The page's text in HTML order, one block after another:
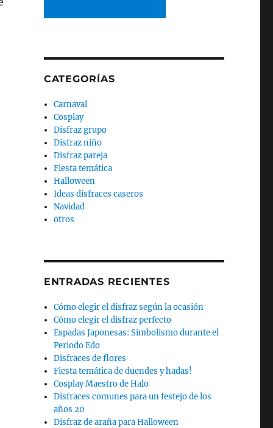
CATEGORÍAS
Carnaval
Cosplay
Disfraz grupo
Disfraz niño
Disfraz pareja
Fiesta temática
Halloween
Ideas disfraces caseros
Navidad
otros
ENTRADAS RECIENTES
Cómo elegir el disfraz según la ocasión
Cómo elegir el disfraz perfecto
Espadas Japonesas: Simbolismo durante el
Periodo Edo
Disfraces de flores
Fiesta temática de duendes y hadas!
Cosplay Maestro de Halo
Disfraces comunes para un festejo de los
años 20
Disfraz de araña para Halloween